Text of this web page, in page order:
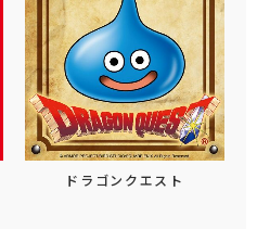
ドラゴンクエスト